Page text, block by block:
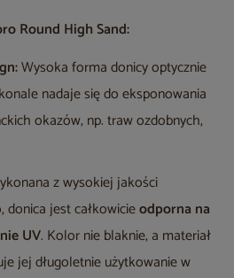
Round High Sand:
Wysoka forma donicy optycznie
nadaje się do eksponowania
okazów, np. traw ozdobnych,
z wysokiej jakości
jest całkowicieodporna na
UV. Kolor nie blaknie, a materiał
jej długoletnie użytkowanie w